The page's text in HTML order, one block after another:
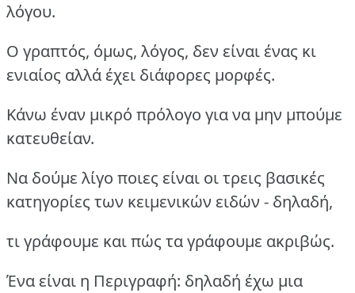
λόγου.
Ο γραπτός, όμως, λόγος, δεν είναι ένας κι
ενιαίος αλλά έχει διάφορες μορφές.
Κάνω έναν μικρό πρόλογο για να μην μπούμε
κατευθείαν.
Να δούμε λίγο ποιες είναι οι τρεις βασικές
κατηγορίες των κειμενικών ειδών - δηλαδή,
τι γράφουμε και πώς τα γράφουμε ακριβώς.
Ένα είναι η Περιγραφή: δηλαδή έχω μια